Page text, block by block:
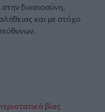
δικαιοσύνη,
και με στόχο
βίας